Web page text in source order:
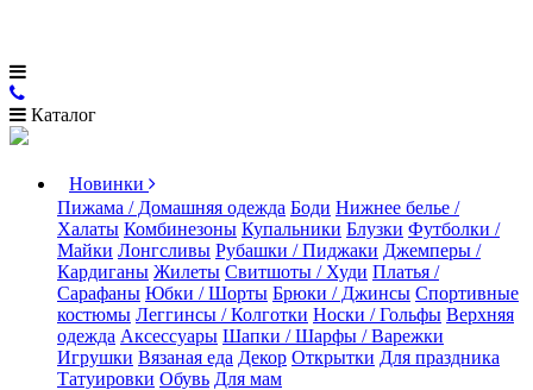
Каталог
Новинки
Пижама / Домашняя одежда Боди Нижнее белье /
Халаты Комбинезоны Купальники Блузки Футболки /
Майки Лонгсливы Рубашки / Пиджаки Джемперы /
Кардиганы Жилеты Свитшоты / Худи Платья /
Сарафаны Юбки / Шорты Брюки / Джинсы Спортивные
костюмы Леггинсы / Колготки Носки / Гольфы Верхняя
одежда Аксессуары Шапки / Шарфы / Варежки
Игрушки Вязаная еда Декор Открытки Для праздника
Татуировки Обувь Для мам